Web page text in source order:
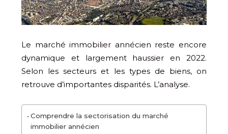
Le marché immobilier annécien reste encore
dynamique et largement haussier en 2022.
Selon les secteurs et les types de biens, on
retrouve d’importantes disparités. L’analyse.
Comprendre la sectorisation du marché
immobilier annécien